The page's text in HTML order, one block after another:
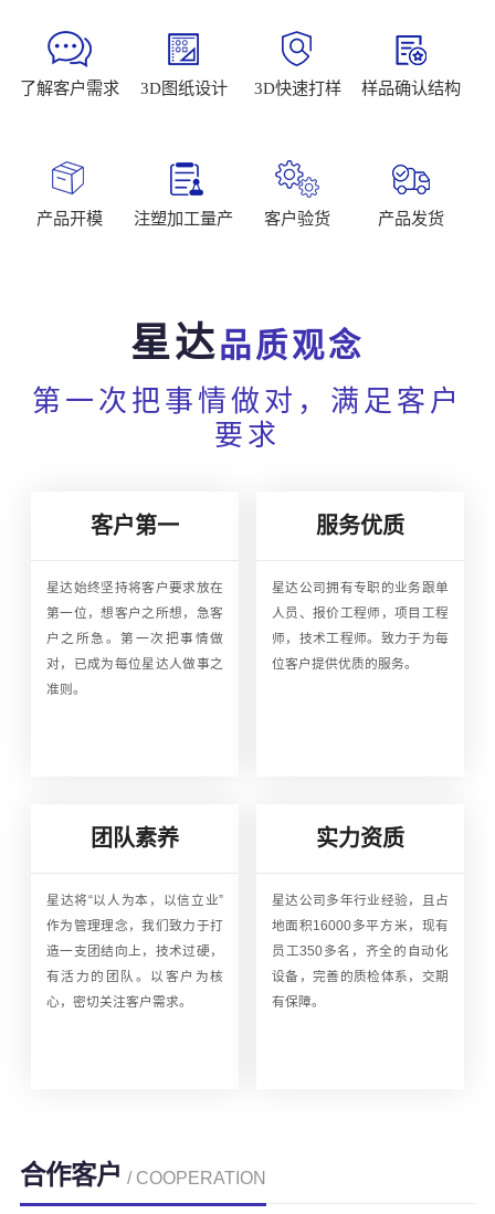
了解客户需求 3D图纸设计 3D快速打样 样品确认结构
产品开模 注塑加工量产 客户验货 产品发货
星达品质观念
第一次把事情做对，满足客户
要求
客户第一
星达始终坚持将客户要求放在
第一位，想客户之所想，急客
户之所急。第一次把事情做
对，已成为每位星达人做事之
准则。
服务优质
星达公司拥有专职的业务跟单
人员、报价工程师，项目工程
师，技术工程师。致力于为每
位客户提供优质的服务。
团队素养
星达将“以人为本，以信立业”
作为管理理念，我们致力于打
造一支团结向上，技术过硬，
有活力的团队。以客户为核
心，密切关注客户需求。
实力资质
星达公司多年行业经验，且占
地面积16000多平方米，现有
员工350多名，齐全的自动化
设备，完善的质检体系，交期
有保障。
合作客户 / COOPERATION